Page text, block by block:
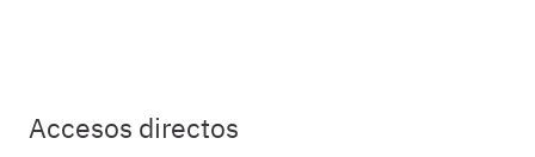
Accesos directos